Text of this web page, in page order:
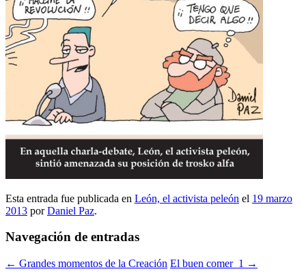
Esta entrada fue publicada en León, el activista peleón el 19 marzo
2013 porDaniel Paz.
Navegación de entradas
← Grandes momentos de la Creación El buen comer_1 →